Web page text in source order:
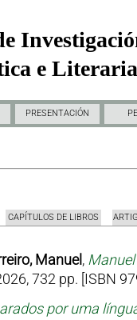
e
PRESENTACIÓN
CAPÍTULOS DE LIBROS
Manuel,
732 pp. [ISBN
por uma